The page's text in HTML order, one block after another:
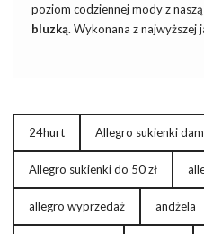
poziom codziennej mody z naszą
bluzką. Wykonana z najwyższej
noszenia, niezależnie od sylwetki.
Wygoda i Styl w
bawełniana bluzka na
24hurt Allegro sukienki
Allegro sukienki do 50 zł
allegro wyprzedaż andżela